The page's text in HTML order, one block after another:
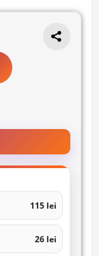
115 lei
26 lei